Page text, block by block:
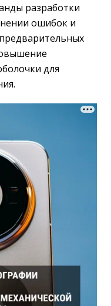
разработки
ошибок и
для